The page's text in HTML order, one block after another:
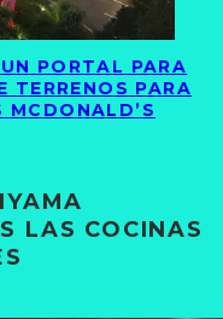
PORTAL PARA
TERRENOS PARA
MCDONALD’S
LAS COCINAS